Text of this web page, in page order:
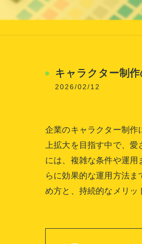
キャラクター制
2026/02/12
企業のキャラクター制作
上拡大を目指す中で、
には、複雑な条件や運用
らに効果的な運用方法
め方と、持続的なメリッ